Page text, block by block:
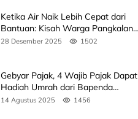
Ketika Air Naik Lebih Cepat dari
Bantuan: Kisah Warga Pangkalan
Koto Baru Bertahan di Tengah
28 Desember 2025 1502
Gebyar Pajak, 4 Wajib Pajak Dapat
Hadiah Umrah dari Bapenda
Sumbar
14 Agustus 2025 1456